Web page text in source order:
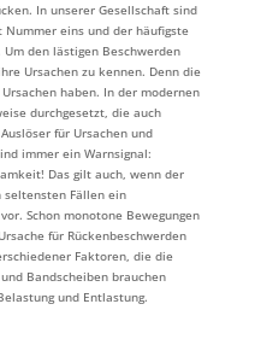
In unserer Gesellschaft sind
eins und der häufigste
den lästigen Beschwerden
Ursachen zu kennen. Denn die
haben. In der modernen
durchgesetzt, die auch
für Ursachen und
immer ein Warnsignal:
Das gilt auch, wenn der
seltensten Fällen ein
Schon monotone Bewegungen
für Rückenbeschwerden
Faktoren, die die
Bandscheiben brauchen
und Entlastung.